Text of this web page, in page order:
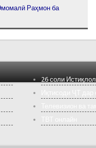
Раҳмон ба
26 соли Истиқлол